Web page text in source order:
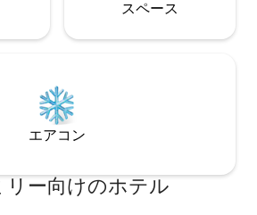
ス⁠ペ⁠ー⁠ス
エアコン
リー向⁠け⁠のホ⁠テ⁠ル